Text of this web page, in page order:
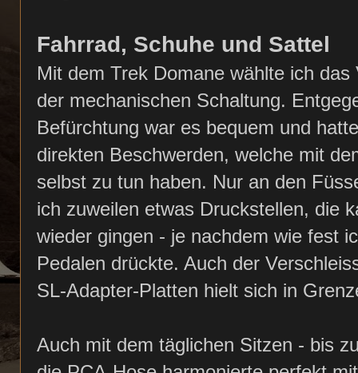
Fahrrad, Schuhe und Sattel
Mit dem Trek Domane wählte ich das
der mechanischen Schaltung.
Befürchtung war es bequem und
direkten Beschwerden, welche mit
selbst zu tun haben. Nur an den
ich zuweilen etwas Druckstellen, die
wieder gingen - je nachdem wie fest
Pedalen drückte. Auch der
SL-Adapter-Platten hielt sich in
Auch mit dem täglichen Sitzen - bis